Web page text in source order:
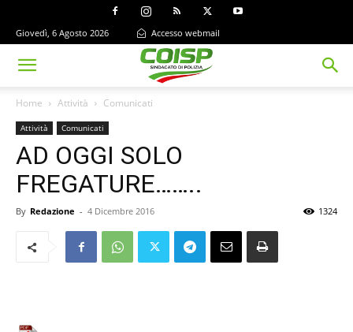
Giovedì, 6 Agosto 2026 Accesso webmail
Home Attività Comunicati
Attività Comunicati
AD OGGI SOLO
FREGATURE……..
By Redazione - 4 Dicembre 2016 1324